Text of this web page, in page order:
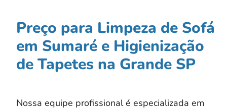
Preço para Limpeza de Sofá
em Sumaré e Higienização
de Tapetes na Grande SP
Nossa equipe profissional é especializada em